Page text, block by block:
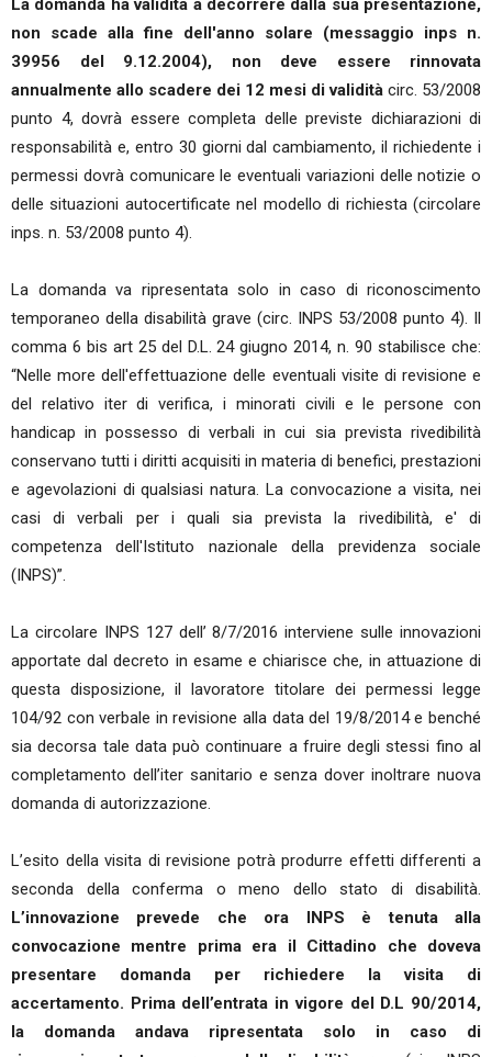
La domanda ha validità a decorrere dalla sua presentazione,
non scade alla fine dell'anno solare (messaggio inps n.
39956 del 9.12.2004), non deve essere rinnovata
annualmente allo scadere dei 12 mesi di validità circ. 53/2008
punto 4, dovrà essere completa delle previste dichiarazioni di
responsabilità e, entro 30 giorni dal cambiamento, il richiedente i
permessi dovrà comunicare le eventuali variazioni delle notizie o
delle situazioni autocertificate nel modello di richiesta (circolare
inps. n. 53/2008 punto 4).
La domanda va ripresentata solo in caso di riconoscimento
temporaneo della disabilità grave (circ. INPS 53/2008 punto 4). Il
comma 6 bis art 25 del D.L. 24 giugno 2014, n. 90 stabilisce che:
“Nelle more dell'effettuazione delle eventuali visite di revisione e
del relativo iter di verifica, i minorati civili e le persone con
handicap in possesso di verbali in cui sia prevista rivedibilità
conservano tutti i diritti acquisiti in materia di benefici, prestazioni
e agevolazioni di qualsiasi natura. La convocazione a visita, nei
casi di verbali per i quali sia prevista la rivedibilità, e' di
competenza dell'Istituto nazionale della previdenza sociale
(INPS)”.
La circolare INPS 127 dell’ 8/7/2016 interviene sulle innovazioni
apportate dal decreto in esame e chiarisce che, in attuazione di
questa disposizione, il lavoratore titolare dei permessi legge
104/92 con verbale in revisione alla data del 19/8/2014 e benché
sia decorsa tale data può continuare a fruire degli stessi fino al
completamento dell’iter sanitario e senza dover inoltrare nuova
domanda di autorizzazione.
L’esito della visita di revisione potrà produrre effetti differenti a
seconda della conferma o meno dello stato di disabilità.
L’innovazione prevede che ora INPS è tenuta alla
convocazione mentre prima era il Cittadino che doveva
presentare domanda per richiedere la visita di
accertamento. Prima dell’entrata in vigore del D.L 90/2014,
la domanda andava ripresentata solo in caso di